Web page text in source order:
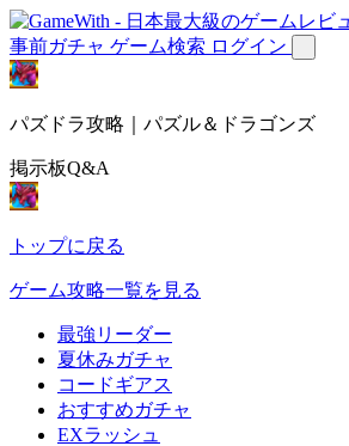
事前ガチャ ゲーム検索 ログイン
パズドラ攻略｜パズル＆ドラゴンズ
掲示板Q&A
トップに戻る
ゲーム攻略一覧を見る
最強リーダー
夏休みガチャ
コードギアス
おすすめガチャ
EXラッシュ